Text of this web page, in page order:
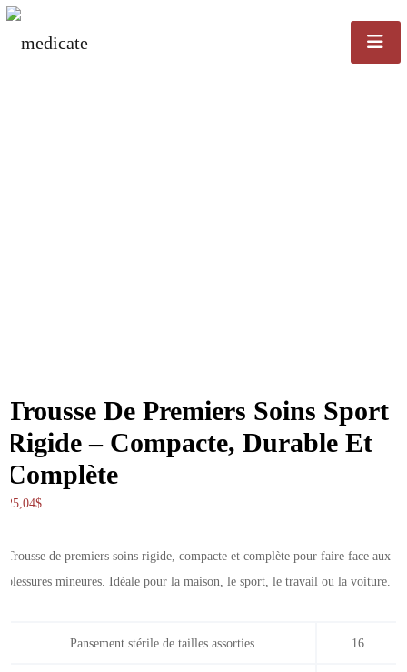
Trousse De Premiers Soins Sport
Rigide – Compacte, Durable Et
Complète
25,04$
Trousse de premiers soins rigide, compacte et complète pour faire face aux
blessures mineures. Idéale pour la maison, le sport, le travail ou la voiture.
Pansement stérile de tailles assorties 16